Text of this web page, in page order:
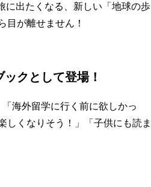
に出たくなる、新しい「地球の歩
目が離せません！
クとして登場！
海外留学に行く前に欲しかっ
しくなりそう！」「子供にも読ま